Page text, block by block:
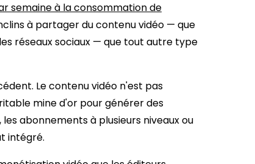
semaine à la consommation de
à partager du contenu vidéo — que
réseaux sociaux — que tout autre type
Le contenu vidéo n'est pas
mine d'or pour générer des
abonnements à plusieurs niveaux ou
intégré.